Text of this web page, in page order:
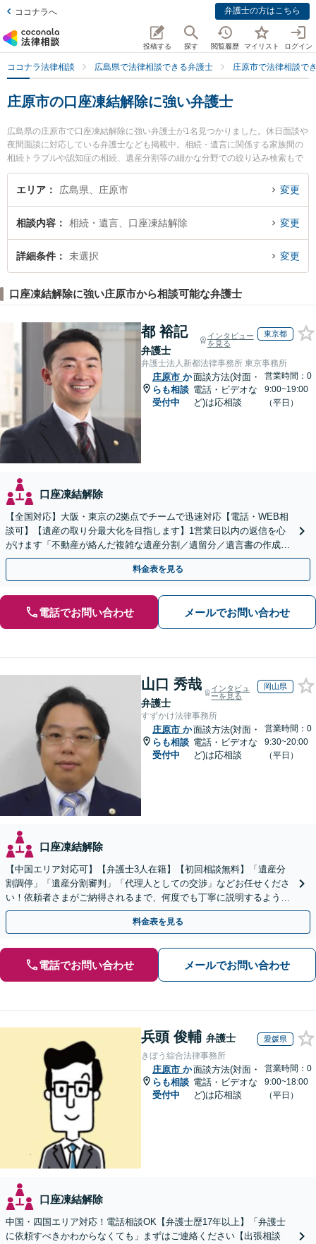
ココナラへ 弁護士の方はこちら
投稿する 探す 閲覧履歴 マイリスト ログイン
ココナラ法律相談 広島県で法律相談できる弁護士 庄原市で法律相談で
庄原市の口座凍結解除に強い弁護士
広島県の庄原市で口座凍結解除に強い弁護士が1名見つかりました。休日面談や
夜間面談に対応している弁護士なども掲載中。相続・遺言に関係する家族間の
相続トラブルや認知症の相続、遺産分割等の細かな分野での絞り込み検索もで
き便利です。特に三浦益隆法律事務所の三浦 益隆弁護士のプロフィール情報や
弁護士費用、強みなどが注目されています。『庄原市で土日や夜間に発生した
結解除を法律相談できる庄原市内の弁護士に相談予約したい』などでお困りの
相談者さんにおすすめです。
エリア 広島県、庄原市 変更
相談内容 相続・遺言、口座凍結解除 変更
詳細条件 未選択 変更
口座凍結解除に強い庄原市から相談可能な弁護士
都 裕記
弁護士
インタビュー
を見る
東京都
弁護士法人新都法律事務所 東京事務所
庄原市 か
らも相談
受付中
面談方法(対面・
電話・ビデオな
ど)は応相談
営業時間：0
9:00~19:00
（平日）
口座凍結解除
【全国対応】大阪・東京の2拠点でチームで迅速対応【電話・WEB相
談可】【遺産の取り分最大化を目指します】1営業日以内の返信を心
がけます「不動産が絡んだ複雑な遺産分割／遺留分／遺言書の作成・
執行／事業承継など、お任せください」【休日相談あり】
料金表を見る
電話でお問い合わせ メールでお問い合わせ
山口 秀哉
弁護士
インタビュ
ーを見る
岡山県
すずかけ法律事務所
庄原市 か
らも相談
受付中
面談方法(対面・
電話・ビデオな
ど)は応相談
営業時間：0
9:30~20:00
（平日）
口座凍結解除
【中国エリア対応可】【弁護士3人在籍】【初回相談無料】「遺産分
割調停」「遺産分割審判」「代理人としての交渉」などお任せくださ
い！依頼者さまがご納得されるまで、何度でも丁寧に説明するよう心
掛けています【土日祝／夜間対応可】【当日／電話相談可】
料金表を見る
電話でお問い合わせ メールでお問い合わせ
兵頭 俊輔 弁護士 愛媛県
きぼう綜合法律事務所
庄原市 か
らも相談
受付中
面談方法(対面・
電話・ビデオな
ど)は応相談
営業時間：0
9:00~18:00
（平日）
口座凍結解除
中国・四国エリア対応！電話相談OK【弁護士歴17年以上】「弁護士
に依頼すべきかわからなくても」まずはご連絡ください【出張相談